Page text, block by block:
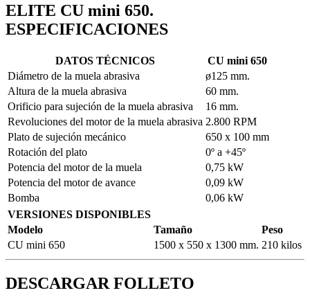
ELITE CU mini 650.
ESPECIFICACIONES
DATOS TÉCNICOS
CU mini 650
Diámetro de la muela abrasiva
ø125 mm.
Altura de la muela abrasiva
60 mm.
Orificio para sujeción de la muela abrasiva
16 mm.
Revoluciones del motor de la muela abrasiva 2.800 RPM
Plato de sujeción mecánico
650 x 100 mm
Rotación del plato
0º a +45º
Potencia del motor de la muela
0,75 kW
Potencia del motor de avance
0,09 kW
Bomba
0,06 kW
VERSIONES DISPONIBLES
Modelo
Tamaño
Peso
CU mini 650
1500 x 550 x 1300 mm. 210 kilos
DESCARGAR FOLLETO